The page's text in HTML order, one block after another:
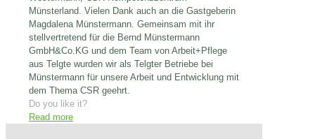
Münsterland. Vielen Dank auch an die Gastgeberin
Magdalena Münstermann. Gemeinsam mit ihr
stellvertretend für die Bernd Münstermann
GmbH&Co.KG und dem Team von Arbeit+Pflege
aus Telgte wurden wir als Telgter Betriebe bei
Münstermann für unsere Arbeit und Entwicklung mit
dem Thema CSR geehrt.
Do you like it?
Read more